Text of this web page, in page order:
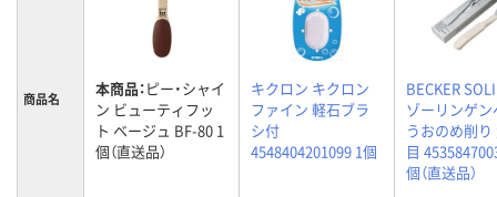
商品名 本商品：ピー・シャイ
ン ビューティフッ
ト ベージュ BF-80 1
個（直送品）
キクロン キクロン
ファイン 軽石ブラ
シ付
4548404201099 1個
BECKER
ゾーリンゲ
うおのめ削り
目
個（直送品）